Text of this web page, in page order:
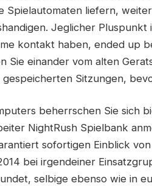
Spielautomaten liefern,
Jeglicher
kontakt haben, ended up
Sie einander vom alten
Sitzungen,
beherrschen Sie sich
NightRush Spielbank
sofortigen Einblick
bei irgendeiner
selbige ebenso wie in